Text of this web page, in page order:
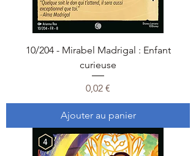
10/204 - Mirabel Madrigal : Enfant
curieuse
Prix
0,02 €
Ajouter au panier